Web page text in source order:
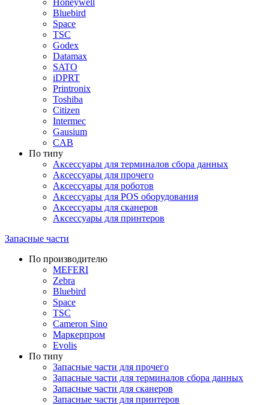
Honeywell
Bluebird
Space
TSC
Godex
Datamax
SATO
iDPRT
Printronix
Toshiba
Citizen
Intermec
Gausium
CAB
По типу
Аксессуары для терминалов сбора данных
Аксессуары для прочего
Аксессуары для роботов
Аксессуары для POS оборудования
Аксессуары для сканеров
Аксессуары для принтеров
Запасные части
По производителю
MEFERI
Zebra
Bluebird
Space
TSC
Cameron Sino
Маркерпром
Evolis
По типу
Запасные части для прочего
Запасные части для терминалов сбора данных
Запасные части для сканеров
Запасные части для принтеров